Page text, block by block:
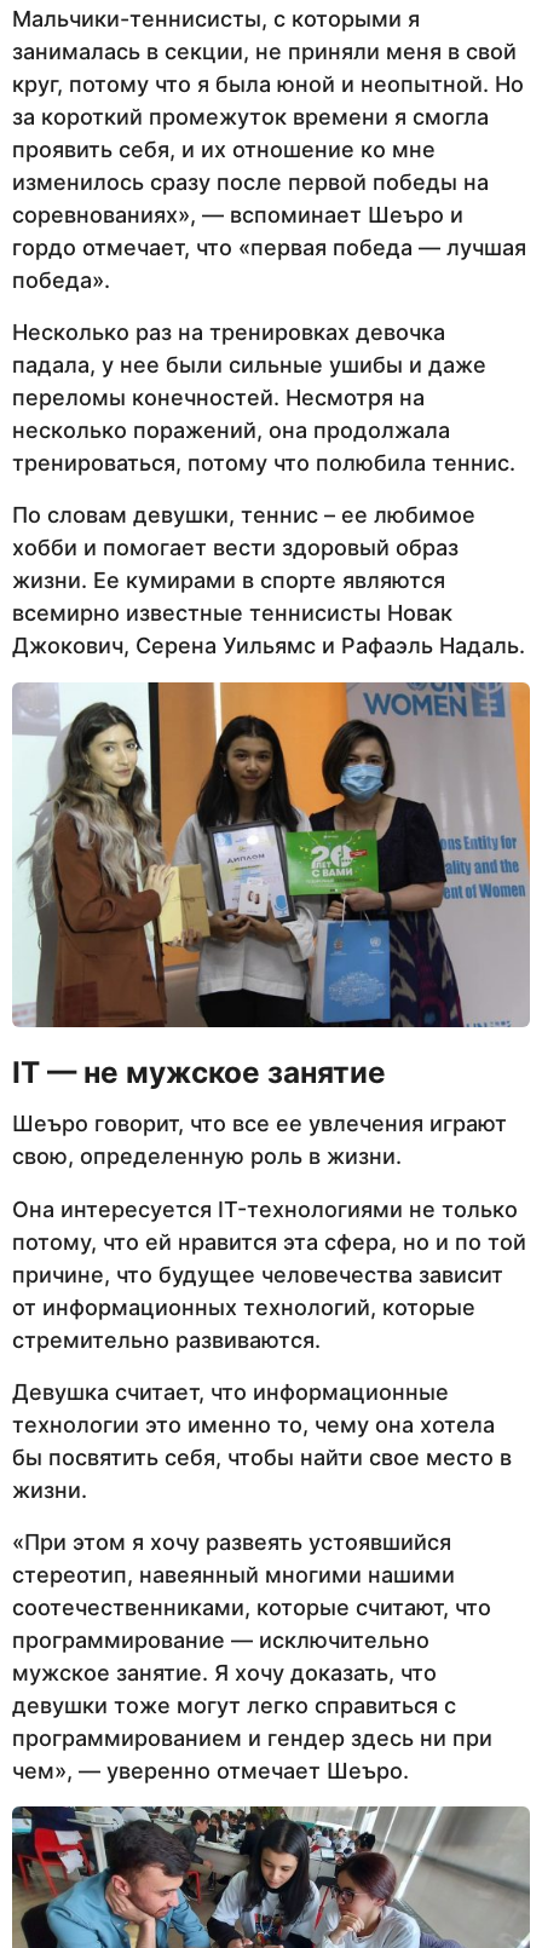
Мальчики-теннисисты, с которыми я
занималась в секции, не приняли меня в свой
круг, потому что я была юной и неопытной. Но
за короткий промежуток времени я смогла
проявить себя, и их отношение ко мне
изменилось сразу после первой победы на
соревнованиях», — вспоминает Шеъро и
гордо отмечает, что «первая победа — лучшая
победа».
Несколько раз на тренировках девочка
падала, у нее были сильные ушибы и даже
переломы конечностей. Несмотря на
несколько поражений, она продолжала
тренироваться, потому что полюбила теннис.
По словам девушки, теннис – ее любимое
хобби и помогает вести здоровый образ
жизни. Ее кумирами в спорте являются
всемирно известные теннисисты Новак
Джокович, Серена Уильямс и Рафаэль Надаль.
IT — не мужское занятие
Шеъро говорит, что все ее увлечения играют
свою, определенную роль в жизни.
Она интересуется IT-технологиями не только
потому, что ей нравится эта сфера, но и по той
причине, что будущее человечества зависит
от информационных технологий, которые
стремительно развиваются.
Девушка считает, что информационные
технологии это именно то, чему она хотела
бы посвятить себя, чтобы найти свое место в
жизни.
«При этом я хочу развеять устоявшийся
стереотип, навеянный многими нашими
соотечественниками, которые считают, что
программирование — исключительно
мужское занятие. Я хочу доказать, что
девушки тоже могут легко справиться с
программированием и гендер здесь ни при
чем», — уверенно отмечает Шеъро.